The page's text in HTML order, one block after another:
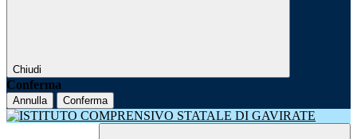
Chiudi
Conferma
Annulla Conferma